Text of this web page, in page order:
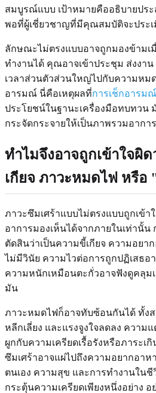
สมบูรณ์แบบ เป้าหมายคืออธิบายป
พอที่ผู้เชี่ยวชาญที่มีคุณสมบัติจะประ
ลักษณะไม่ตรงแบบอาจถูกมองข้ามเ
ทำงานได้ คุณอาจเข้าประชุม ส่งงา
เวลาส่วนตัวส่วนใหญ่ไปกับความหม
อารมณ์ นี่คือเหตุผลที่การเช็กอารม
ประโยชน์ในฐานะเครื่องมือทบทวน
กระจัดกระจายให้เป็นภาพรวมอาก
ทำไมจึงอาจถูกเข้าใจผิ
เกียจ ภาวะหมดไฟ หรือ
ภาวะซึมเศร้าแบบไม่ตรงแบบถูกเข้าใ
อาการมองเห็นได้จากภายในเท่านั้น
ตัดสินว่าเป็นความขี้เกียจ ความอยา
ไม่มีวินัย ความไวต่อการถูกปฏิเสธอ
ความหนักเหมือนตะกั่วอาจฟังดูคลุม
มัน
ภาวะหมดไฟก็อาจทับซ้อนกันได้ ทั้ง
หลีกเลี่ยง และแรงจูงใจลดลง ควา
ผูกกับความเครียดเรื้อรังหรือภาระเ
ซึมเศร้าอาจแผ่ไปถึงความอยากอา
ตนเอง ความสุข และการทำงานในชี
กระตุ้นความเครียดเพียงหนึ่งอย่าง อ